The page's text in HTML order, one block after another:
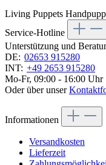
Living Puppets
Service-Hotline
Unterstützung und
DE: 02653 915280
INT: +49 2653 915280
Mo-Fr, 09:00 - 16:00 Uhr
Oder über unser
Informationen
Versandkosten
Lieferzeit